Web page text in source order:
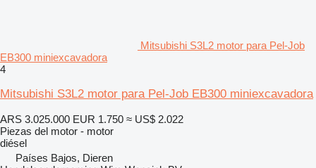
Mitsubishi S3L2 motor para Pel-Job
EB300 miniexcavadora
4
Mitsubishi S3L2 motor para Pel-Job EB300 miniexcavadora
ARS 3.025.000 EUR 1.750 ≈ US$ 2.022
Piezas del motor - motor
diésel
Países Bajos, Dieren